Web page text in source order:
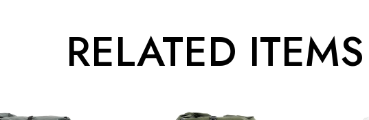
RELATED ITEMS